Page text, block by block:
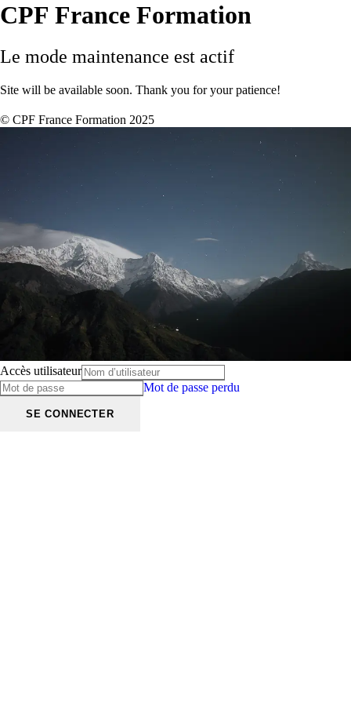
CPF France Formation
Le mode maintenance est actif
Site will be available soon. Thank you for your patience!
© CPF France Formation 2025
Accès utilisateur
Mot de passe perdu